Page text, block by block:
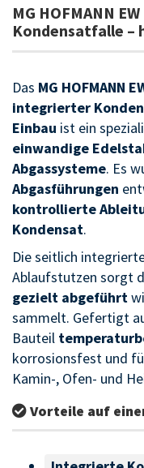
MG HOFMANN
Kondensatfalle –
Das MG HOFMANN
integrierter
Einbau ist ein
einwandige
Abgassysteme. Es
Abgasführungen
kontrollierte
Kondensat.
Die seitlich
Ablaufstutzen sorgt
gezielt abgeführt
sammelt. Gefertigt
Bauteil
korrosionsfest und
Kamin-, Ofen- und
Vorteile auf